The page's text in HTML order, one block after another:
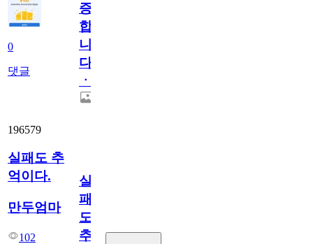
0
댓글
증
합
니
다
ㆍ
196579
실패도 추
억이다.
만두엄마
102
실
패
도
추